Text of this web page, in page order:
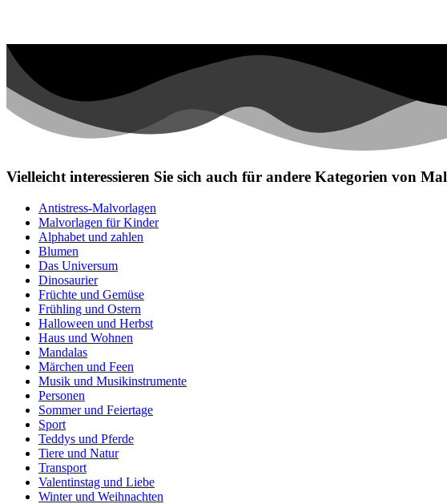
Vielleicht interessieren Sie sich auch für andere Kategorien von
Antistress-Malvorlagen
Malvorlagen für Kinder
Alphabet und zahlen
Blumen
Das Universum
Dinosaurier
Früchte und Gemüse
Frühling und Ostern
Halloween und Herbst
Haus und Wohnen
Mandalas
Märchen und Feen
Musik und Musikinstrumente
Personen
Sommer und Feiertage
Sport
Teddys und Pferde
Tiere und Natur
Transport
Valentinstag und Liebe
Winter und Weihnachten